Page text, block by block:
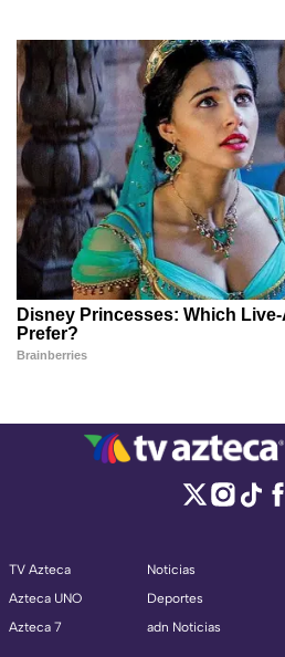
TV Azteca
Azteca UNO
Azteca 7
Noticias
Deportes
adn Noticias